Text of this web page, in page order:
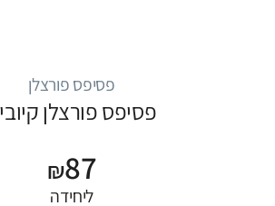
פסיפס פורצלן
פסיפס פורצלן
₪87
ליחידה